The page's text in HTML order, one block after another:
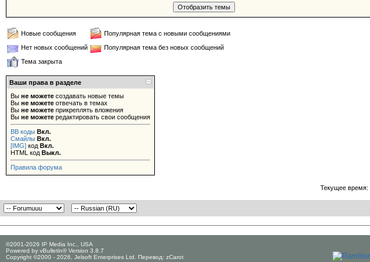
Новые сообщения
Популярная тема с новыми сообщениями
Нет новых сообщений
Популярная тема без новых сообщений
Тема закрыта
Ваши права в разделе
Вы не можете создавать новые темы
Вы не можете отвечать в темах
Вы не можете прикреплять вложения
Вы не можете редактировать свои сообщения
BB коды Вкл.
Смайлы Вкл.
[IMG] код Вкл.
HTML код Выкл.
Правила форума
Текущее время:
©2001-2026 IP Media Inc., USA
Powered by vBulletin® Version 3.8.7
Copyright ©2000 - 2026, Jelsoft Enterprises Ltd. Перевод: zCarot